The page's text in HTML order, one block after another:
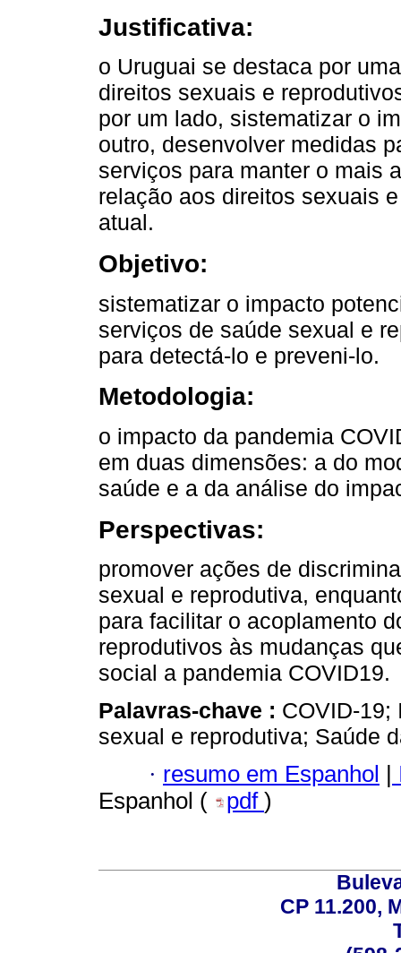
Justificativa:
o Uruguai se destaca por
direitos sexuais e
por um lado, sistematizar o
outro, desenvolver medidas
serviços para manter o mais
relação aos direitos sexuais
atual.
Objetivo:
sistematizar o impacto
serviços de saúde sexual e
para detectá-lo e preveni-lo.
Metodologia:
o impacto da pandemia
em duas dimensões: a do
saúde e a da análise do
Perspectivas:
promover ações de
sexual e reprodutiva,
para facilitar o acoplamento
reprodutivos às mudanças
social a pandemia COVID19.
Palavras-chave : COVID-19;
sexual e reprodutiva; Saúde
· resumo em Espanhol
Espanhol (
pdf )
CP 11.200,